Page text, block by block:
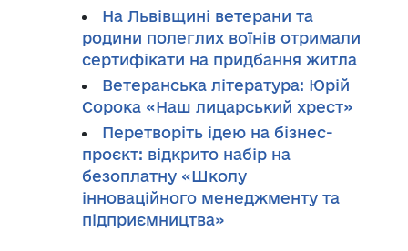
На Львівщині ветерани та
родини полеглих воїнів отримали
сертифікати на придбання житла
Ветеранська література: Юрій
Сорока «Наш лицарський хрест»
Перетворіть ідею на бізнес-
проєкт: відкрито набір на
безоплатну «Школу
інноваційного менеджменту та
підприємництва»